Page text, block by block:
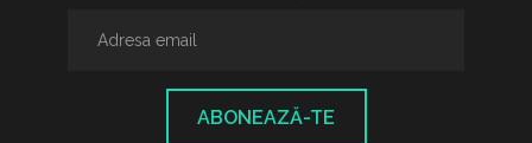
ABONEAZĂ-TE